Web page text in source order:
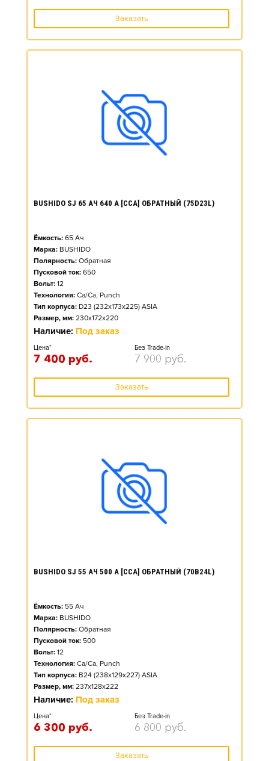
Заказать
BUSHIDO SJ 65 АЧ 640 А [CCA] ОБРАТНЫЙ (75D23L)
Ёмкость: 65 Ач
Марка: BUSHIDO
Полярность: Обратная
Пусковой ток: 650
Вольт: 12
Технология: Ca/Ca, Punch
Тип корпуса: D23 (232x173x225) ASIA
Размер, мм: 230x172x220
Наличие: Под заказ
Цена*
7 400 руб.
Без Trade-in
7 900 руб.
Заказать
BUSHIDO SJ 55 АЧ 500 А [CCA] ОБРАТНЫЙ (70B24L)
Ёмкость: 55 Ач
Марка: BUSHIDO
Полярность: Обратная
Пусковой ток: 500
Вольт: 12
Технология: Ca/Ca, Punch
Тип корпуса: B24 (238x129x227) ASIA
Размер, мм: 237x128x222
Наличие: Под заказ
Цена*
6 300 руб.
Без Trade-in
6 800 руб.
Заказать